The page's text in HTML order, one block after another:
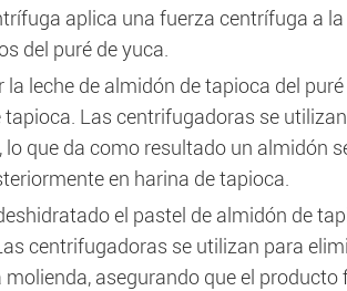
aplica una fuerza centrífuga a
del puré de yuca.
la leche de almidón de tapioca del
Las centrifugadoras se
que da como resultado un almidón
en harina de tapioca.
el pastel de almidón de
centrifugadoras se utilizan para
asegurando que el producto